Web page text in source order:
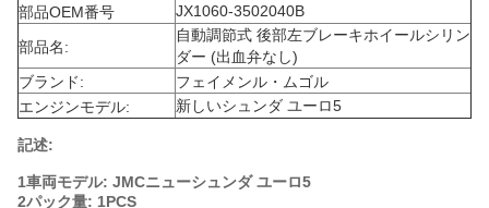
部品OEM番号
JX1060-3502040B
部品名:
自動調節式 後部左ブレーキホイールシリン
ダー (出血弁なし)
ブランド:
フェイメンル・ムゴル
エンジンモデル:
新しいシュンダ ユーロ5
記述:
1車両モデル: JMCニューシュンダ ユーロ5
2パック量: 1PCS